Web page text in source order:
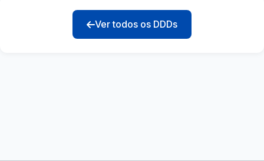
Ver todos os DDDs